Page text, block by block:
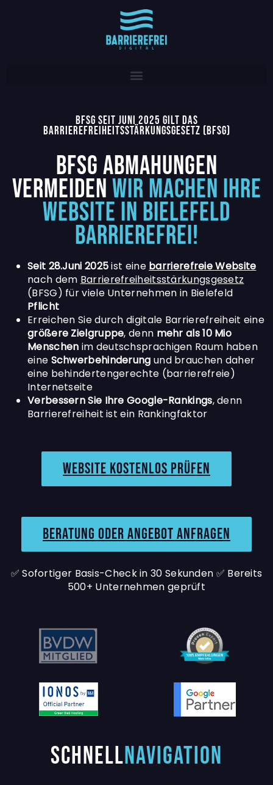
BFSG SEIT JUNI 2025 GILT DAS
BARRIEREFREIHEITSSTÄRKUNGSGESETZ (BFSG)
BFSG ABMAHUNGEN
VERMEIDENWIR MACHEN IHRE
WEBSITE IN BIELEFELD
BARRIEREFREI!
Seit 28.Juni 2025ist eine barrierefreie Website
nach dem Barrierefreiheitsstärkungsgesetz
(BFSG) für viele Unternehmen in Bielefeld
Pflicht
Erreichen Sie durch digitale Barrierefreiheit eine
größere Zielgruppe, denn mehr als 10 Mio
Menschen im deutschsprachigen Raum haben
eine Schwerbehinderung und brauchen daher
eine behindertengerechte (barrierefreie)
Internetseite
Verbessern Sie Ihre Google-Rankings, denn
Barrierefreiheit ist ein Rankingfaktor
Website kostenlos prüfen
Beratung oder angebot anfragen
✅ Sofortiger Basis-Checkin30 Sekunden ✅ Bereits
500+ Unternehmen geprüft
SchnellNavigation